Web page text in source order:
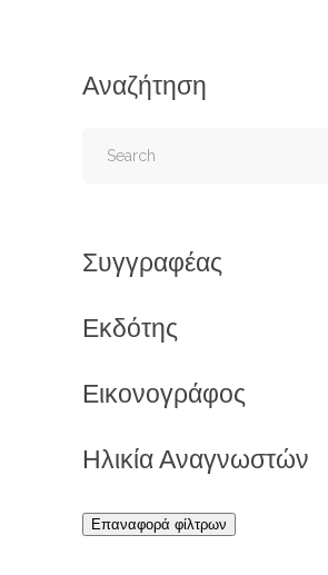
Αναζήτηση
Συγγραφέας
Εκδότης
Εικονογράφος
Ηλικία Αναγνωστών
Επαναφορά φίλτρων